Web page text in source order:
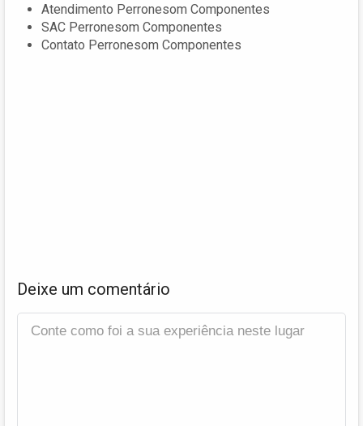
Atendimento Perronesom Componentes
SAC Perronesom Componentes
Contato Perronesom Componentes
Deixe um comentário